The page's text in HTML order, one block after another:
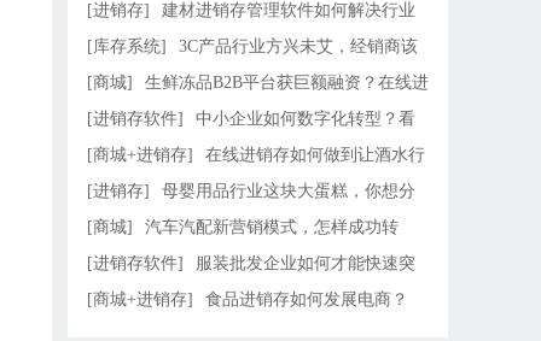
[进销存] 建材进销存管理软件如何解决行业
四大痛点！
[库存系统] 3C产品行业方兴未艾，经销商该
如何有备无患
[商城] 生鲜冻品B2B平台获巨额融资？在线进
销存帮
[进销存软件] 中小企业如何数字化转型？看
这篇就够了
[商城+进销存] 在线进销存如何做到让酒水行
业销量暴增的？
[进销存] 母婴用品行业这块大蛋糕，你想分
吗？
[商城] 汽车汽配新营销模式，怎样成功转
型？
[进销存软件] 服装批发企业如何才能快速突
破行业瓶颈，成
[商城+进销存] 食品进销存如何发展电商？